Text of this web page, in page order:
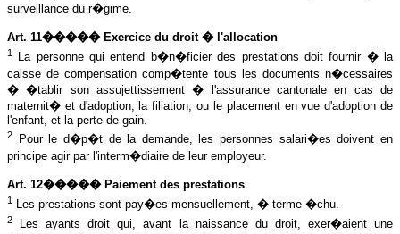
surveillance du r�gime.
Art. 11����� Exercice du droit � l'allocation
1
La personne qui entend b�n�ficier des prestations doit fournir � la
caisse de compensation comp�tente tous les documents n�cessaires
� �tablir son assujettissement � l'assurance cantonale en cas de
maternit� et d'adoption, la filiation, ou le placement en vue d'adoption de
l'enfant, et la perte de gain.
2
Pour le d�p�t de la demande, les personnes salari�es doivent en
principe agir par l'interm�diaire de leur employeur.
Art. 12����� Paiement des prestations
1 Les prestations sont pay�es mensuellement, � terme �chu.
2
Les ayants droit qui, avant la naissance du droit, exer�aient une